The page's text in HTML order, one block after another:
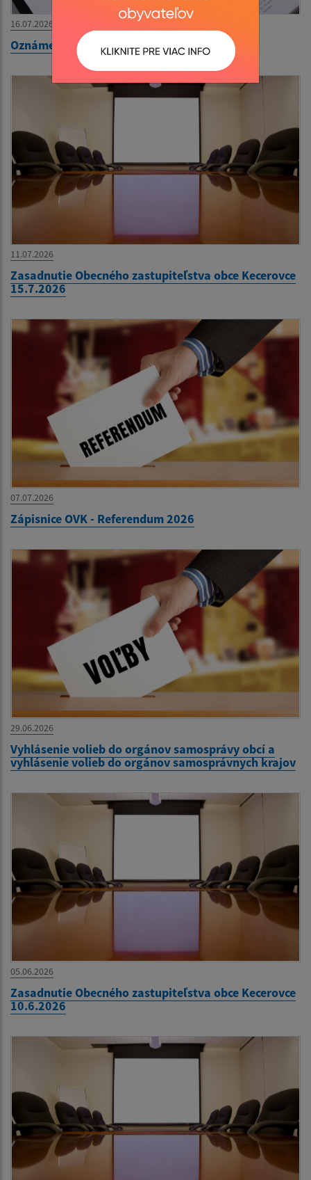
16.07.2026
Oznámenie o dovolenke - Matrika
11.07.2026
Zasadnutie Obecného zastupiteľstva obce Kecerovce
15.7.2026
07.07.2026
Zápisnice OVK - Referendum 2026
29.06.2026
Vyhlásenie volieb do orgánov samosprávy obcí a
vyhlásenie volieb do orgánov samosprávnych krajov
05.06.2026
Zasadnutie Obecného zastupiteľstva obce Kecerovce
10.6.2026